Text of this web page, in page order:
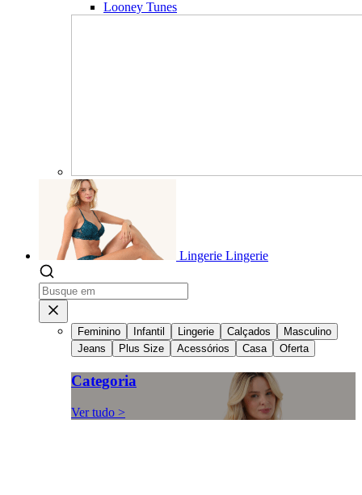
Looney Tunes
Lingerie Lingerie
Feminino Infantil Lingerie Calçados
Masculino
Jeans
Plus Size Acessórios Casa Oferta
Categoria
Ver tudo >